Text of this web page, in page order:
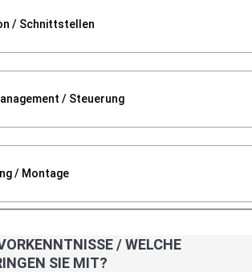
/ Schnittstellen
/ Steuerung
/ Montage
/ WELCHE
SIE MIT?